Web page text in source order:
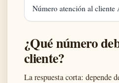
Número atención al cliente
¿Qué número
cliente?
La respuesta corta: depende